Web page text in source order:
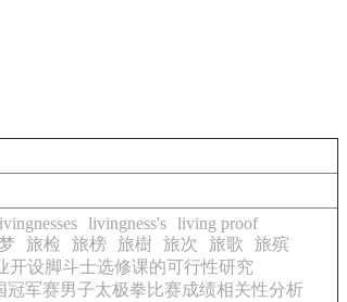
livingness's living proof
旅检 旅榜 旅樹 旅次 旅歌
旅殡
开设脚斗士选修课的可行性研究
冠军赛男子太极拳比赛成绩相关性分析